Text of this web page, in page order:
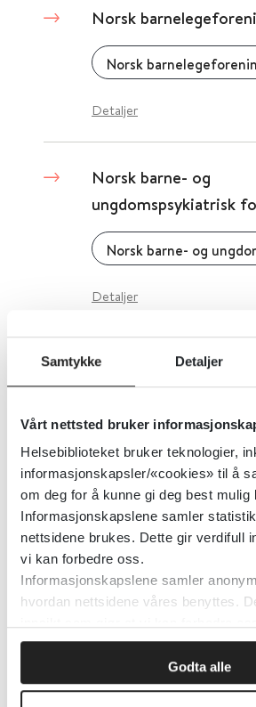
Samtykke Detaljer
Vårt nettsted bruker
Helsebiblioteket bruker teknologier,
informasjonskapsler/«cookies» til å
om deg for å kunne gi deg best mulig
Informasjonskapslene samler
nettsidene brukes. Dette gir verdifull
vi kan forbedre oss.
Informasjonskapslene samler
hvordan nettsidene våres benyttes.
Godta alle
Norsk
Norsk
Detaljer
Norsk barne- og
ungdomspsykiatrisk
Detaljer
Norsk
til deg som pasient
Folkehelseinstituttet
Detaljer
Norsk cardiologisk
Detaljer
Norsk cøliakiforening